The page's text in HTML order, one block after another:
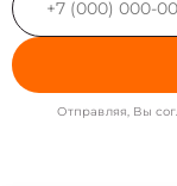
Отправляя, Вы